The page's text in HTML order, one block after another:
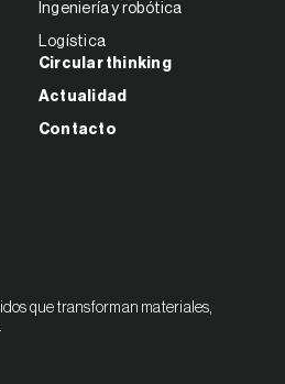
Ingeniería y robótica
Logística
Circular thinking
Actualidad
Contacto
que transforman materiales,